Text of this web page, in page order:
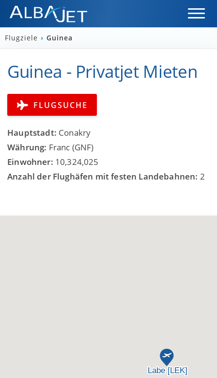
Flugziele › Guinea
Guinea - Privatjet Mieten
FLUGSUCHE
Hauptstadt: Conakry
Währung: Franc (GNF)
Einwohner: 10,324,025
Anzahl der Flughäfen mit festen Landebahnen: 2